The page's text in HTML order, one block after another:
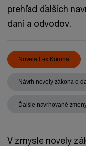
prehľad ďalších
daní a odvodov.
Novela Lex Korona
Návrh novely zákona o
Ďalšie navrhované
V zmysle novely